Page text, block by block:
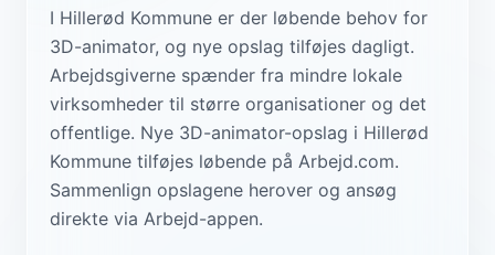
I Hillerød Kommune er der løbende behov for
3D-animator, og nye opslag tilføjes dagligt.
Arbejdsgiverne spænder fra mindre lokale
virksomheder til større organisationer og det
offentlige. Nye 3D-animator-opslag i Hillerød
Kommune tilføjes løbende på Arbejd.com.
Sammenlign opslagene herover og ansøg
direkte via Arbejd-appen.